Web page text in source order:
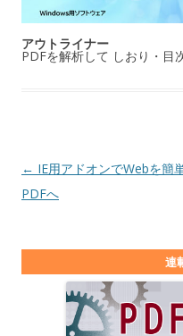
アウトライナー
PDFを解析して しおり・目
投稿ナビゲーション
← IE用アドオンでWebを簡
PDFへ
連